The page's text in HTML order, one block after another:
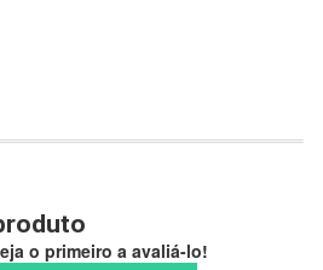
o primeiro a avaliá-lo!